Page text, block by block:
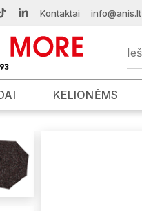
Kontaktai info@anis.lt
KELIONĖMS